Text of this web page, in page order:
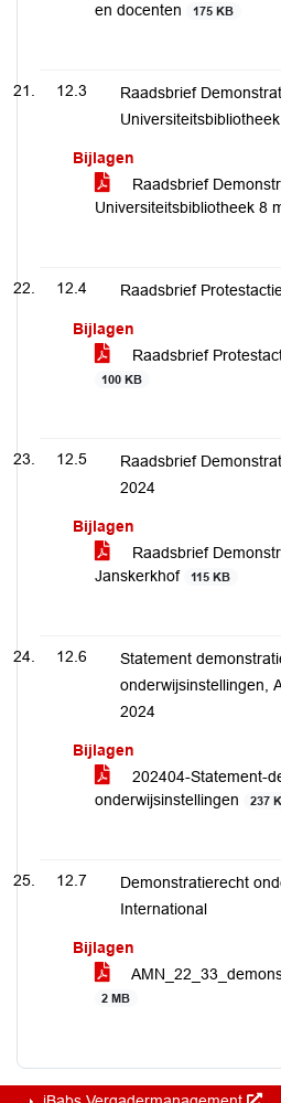
en docenten
175 KB
12.3
Raadsbrief
Bijlagen
Raadsbrief
Universiteitsbibliotheek 8
12.4 Raadsbrief
Bijlagen
Raadsbrief
100 KB
12.5
Raadsbrief
2024
Bijlagen
Raadsbrief
Janskerkhof
115 KB
12.6
Statement
onderwijsinstellingen,
2024
Bijlagen
202404-Statement-
onderwijsinstellingen
237
12.7
Demonstratierecht
International
Bijlagen
2 MB